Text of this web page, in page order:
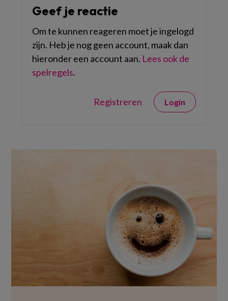
Geef je reactie
Om te kunnen reageren moet je ingelogd
zijn. Heb je nog geen account, maak dan
hieronder een account aan. Lees ook de
spelregels.
Registreren Login